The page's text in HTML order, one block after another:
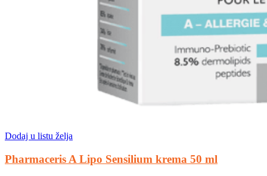
Dodaj u listu želja
Pharmaceris A Lipo Sensilium krema 50 ml